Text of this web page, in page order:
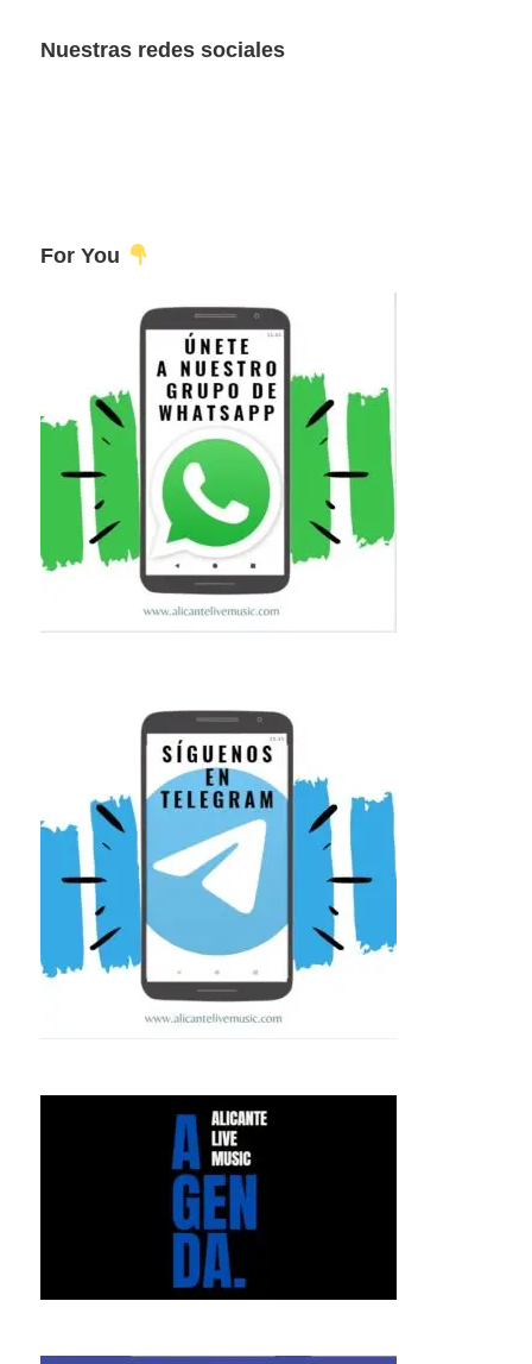
Nuestras redes sociales
For You